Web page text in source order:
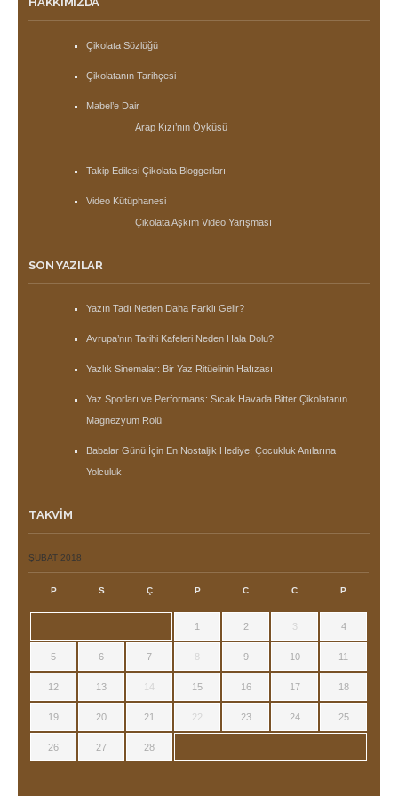
Çikolata Sözlüğü
Çikolatanın Tarihçesi
Mabel’e Dair
Arap Kızı’nın Öyküsü
Takip Edilesi Çikolata Bloggerları
Video Kütüphanesi
Çikolata Aşkım Video Yarışması
SON YAZILAR
Yazın Tadı Neden Daha Farklı Gelir?
Avrupa’nın Tarihi Kafeleri Neden Hala Dolu?
Yazlık Sinemalar: Bir Yaz Ritüelinin Hafızası
Yaz Sporları ve Performans: Sıcak Havada Bitter Çikolatanın
Magnezyum Rolü
Babalar Günü İçin En Nostaljik Hediye: Çocukluk Anılarına
Yolculuk
TAKVIM
ŞUBAT 2018
P S Ç P C C P
1 2 3 4
5 6 7 8 9 10 11
12 13 14 15 16 17 18
19 20 21 22 23 24 25
26 27 28